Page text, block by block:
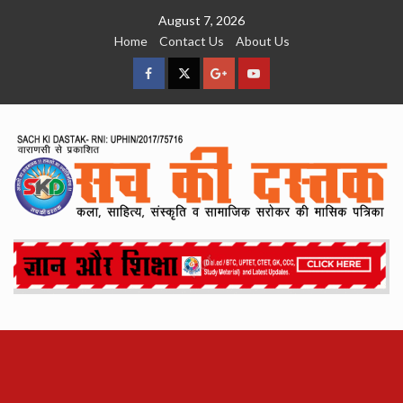
August 7, 2026
Home
Contact Us About Us
facebookTwitterGoogleYouTube